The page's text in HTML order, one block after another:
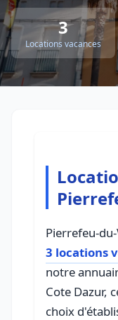
3
Locations vacances
Pierrefeu-
3 locations
notre
Cote Dazur,
choix